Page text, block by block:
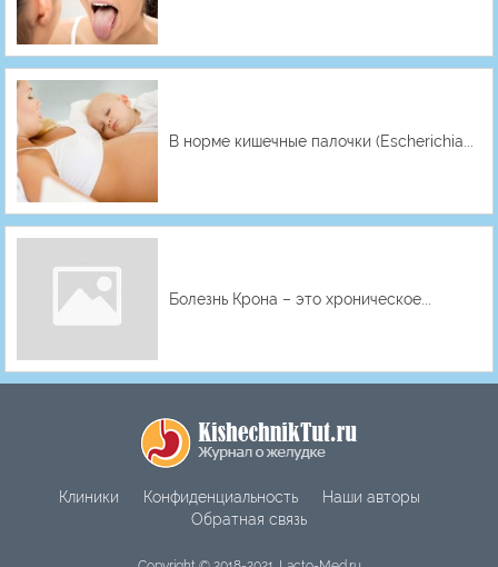
В норме кишечные палочки (Escherichia...
Болезнь Крона – это хроническое...
Клиники Конфиденциальность
Наши авторы
Обратная связь